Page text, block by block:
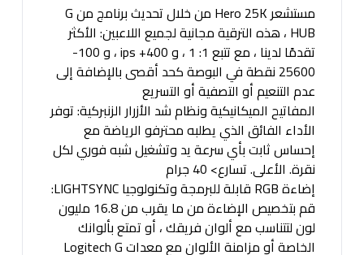
مستشعر Hero 25K من خلال تحديث برنامج من G
HUB ، هذه الترقية مجانية لجميع اللاعبين: الأكثر
تقدمًا لدينا ، مع تتبع 1: 1 ، و 400+ ips ، و 100-
25600 نقطة في البوصة كحد أقصى بالإضافة إلى
عدم التنعيم أو التصفية أو التسريع
المفاتيح الميكانيكية ونظام شد الأزرار الزنبركية: توفر
الأداء الفائق الذي يطلبه محترفو الرياضة مع
إحساس ثابت بأي سرعة يد وتشغيل شبه فوري لكل
نقرة. الأعلى. تسارع> 40 جرام
إضاءة RGB قابلة للبرمجة وتكنولوجيا LIGHTSYNC:
قم بتخصيص الإضاءة من ما يقرب من 16.8 مليون
لون لتتناسب مع ألوان فريقك ، أو تمتع بألوانك
الخاصة أو مزامنة الألوان مع معدات Logitech G